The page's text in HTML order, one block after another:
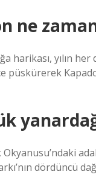
ne
harikası, yılın
püskürerek
Okyanusu’ndaki
dördüncü